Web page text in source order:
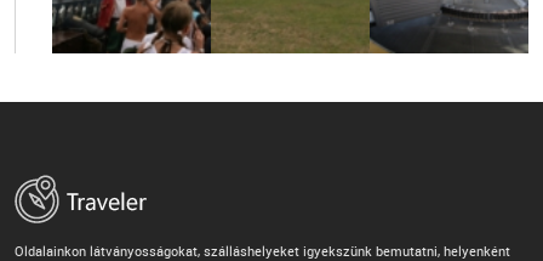
Oldalainkon látványosságokat, szálláshelyeket igyekszünk bemutatni, helyenként